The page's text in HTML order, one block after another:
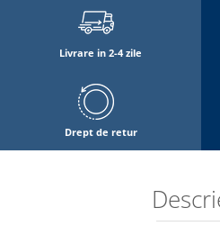
Livrare in 2-4 zile
Drept de retur